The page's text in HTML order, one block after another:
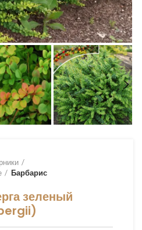
Барбарис
зеленый